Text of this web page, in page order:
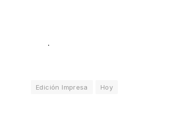
.
Edición Impresa Hoy